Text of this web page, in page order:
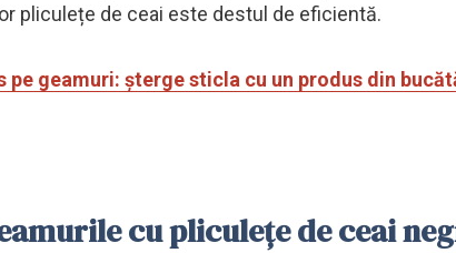
pliculețe de ceai este destul de eficientă.
pe geamuri: șterge sticla cu un produs din
cu pliculețe de ceai